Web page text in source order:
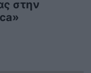
στην